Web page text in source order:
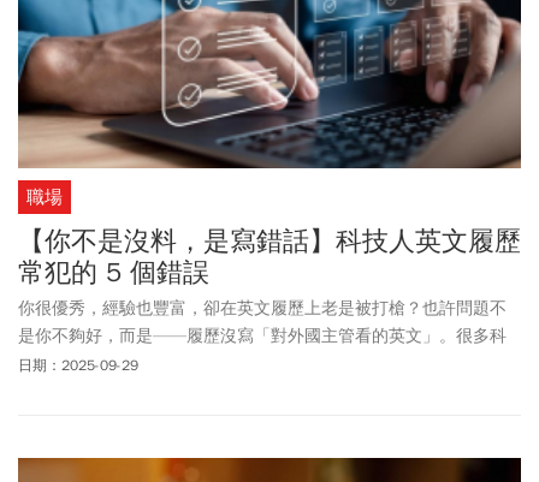
職場
【你不是沒料，是寫錯話】科技人英文履歷
常犯的 5 個錯誤
你很優秀，經驗也豐富，卻在英文履歷上老是被打槍？也許問題不
是你不夠好，而是——履歷沒寫「對外國主管看的英文」。很多科
技專業人才寫英文履歷時，不知不覺就用了「翻譯出來的中文」，
日期：2025-09-29